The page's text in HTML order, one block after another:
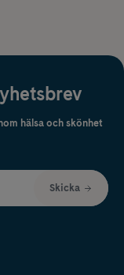
hälsa och skönhet
Skicka